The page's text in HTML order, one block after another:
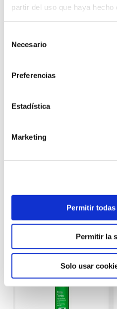
partir del uso que haya
Necesario
Preferencias
Estadística
Marketing
Permitir
Permitir la
Solo usar
Llámanos al